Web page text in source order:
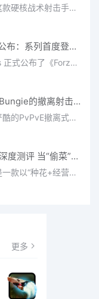
在《三角洲行动》这款硬核战术射击手游中，撤离是每位干员行动的核心目标。无论你在战场中搜刮了多少高价值物
《地平线 6》正式公布：系列首度登陆亚洲，日本嘉年华即将启幕
Playground Games 正式公布了《Forza Horizon 6》，这次备受赞誉的地平线嘉年华将首次驶入亚洲，落户日本。玩家
《马拉松》评测：Bungie的撤离射击硬核之作——痛苦是入场券，回报是顶级的
《马拉松》是一款严酷的PvPvE撤离式射击游戏，现已登陆PS5、Xbox Series X/S和PC。它继承了Bungie上世纪90年
《我的花园世界》深度测评 当“偷菜”遇上“奢侈品”
《我的花园世界》是一款以“种花+经营+社交”为核心的模拟经营类手游。游戏将玩家置于一个古风花园环境中，扮
更多